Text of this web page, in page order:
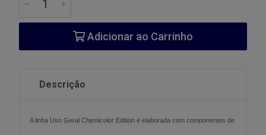
Adicionar ao Carrinho
Descrição
A linha Uso Geral Chemicolor Edition é elaborada com componentes de